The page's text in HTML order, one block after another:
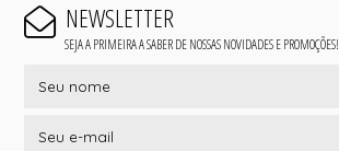
NEWSLETTER
SEJA A PRIMEIRA A SABER DE NOSSAS NOVIDADES E PROMOÇÕES!